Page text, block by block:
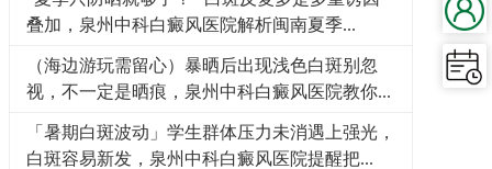
叠加，泉州中科白癜风医院解析闽南夏季...
（海边游玩需留心）暴晒后出现浅色白斑别忽
视，不一定是晒痕，泉州中科白癜风医院教你...
「暑期白斑波动」学生群体压力未消遇上强光，
白斑容易新发，泉州中科白癜风医院提醒把...